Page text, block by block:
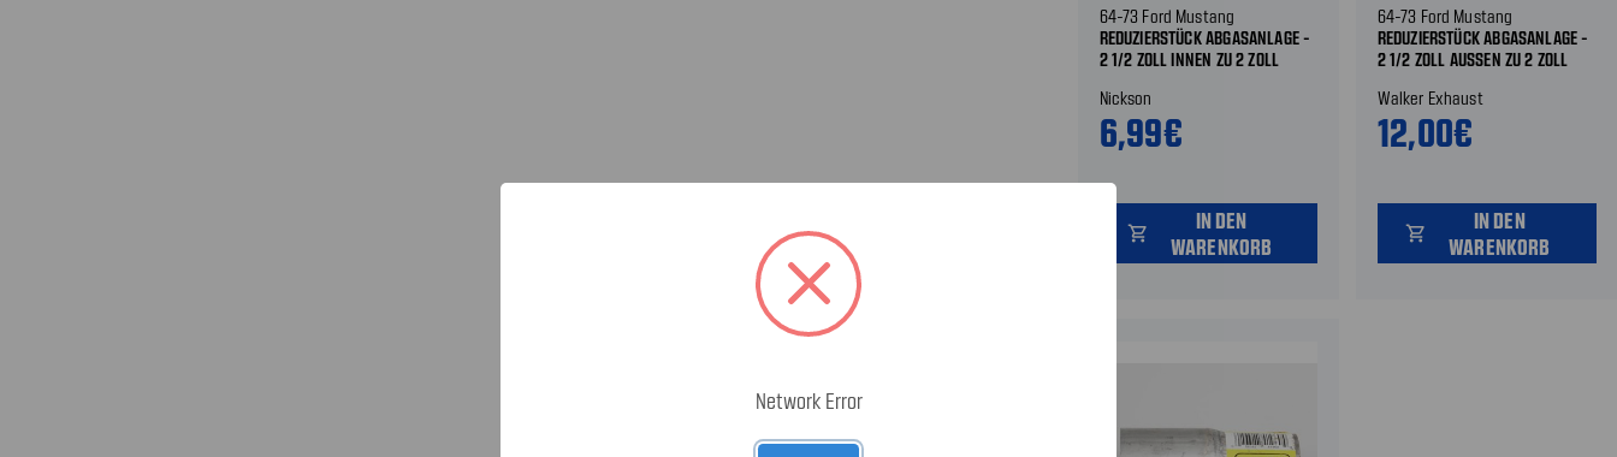
64-73 Ford Mustang
REDUZIERSTÜCK ABGASANLAGE -
2 1/2 ZOLL INNEN ZU 2 ZOLL
Nickson
6,99€
shopping_cart
IN DEN
WARENKORB
64-73 Ford Mustang
REDUZIERSTÜCK ABGASANLAGE -
2 1/2 ZOLL AUSSEN ZU 2 ZOLL I
Walker Exhaust
12,00€
shopping_cart
IN DEN
WARENKORB
Network Error